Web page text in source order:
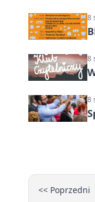
8
8
8
<< Poprzedni